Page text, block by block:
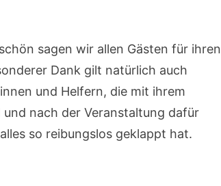
sagen wir allen Gästen für ihren
Dank gilt natürlich auch
und Helfern, die mit ihrem
nach der Veranstaltung dafür
so reibungslos geklappt hat.